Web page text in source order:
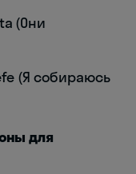
(Они
(Я собираюсь
для